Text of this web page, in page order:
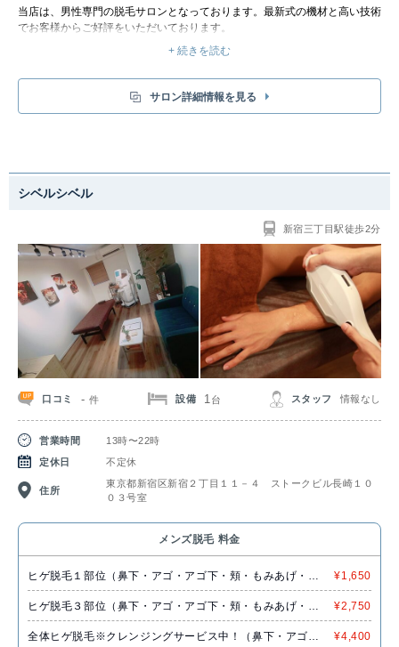
当店は、男性専門の脱毛サロンとなっております。最新式の機材と高い技術
でお客様からご好評をいただいております。
脱毛をお考えの方は、まず当店のことを知っていただけましたら幸いです。
+ 続きを読む
サロン詳細情報を見る
シベルシベル
新宿三丁目駅徒歩2分
口コミ -件 設備 1 台 スタッフ 情報なし
営業時間
13時〜22時
定休日
不定休
住所
東京都新宿区新宿２丁目１１－４ ストークビル長崎１０
０３号室
メンズ脱毛 料金
ヒゲ脱毛１部位（鼻下・アゴ・アゴ下・頬・もみあげ・お
でこ・小鼻）
¥1,650
ヒゲ脱毛３部位（鼻下・アゴ・アゴ下・頬・もみあげ・お
でこ・小鼻）
¥2,750
全体ヒゲ脱毛※クレンジングサービス中！（鼻下・アゴ・
¥4,400